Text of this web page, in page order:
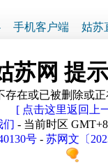
手机客户端
姑苏
苏网 提
存在或已被删除或正
[ 点击这里返回上
们 - 当前时区
号 - 苏网文〔